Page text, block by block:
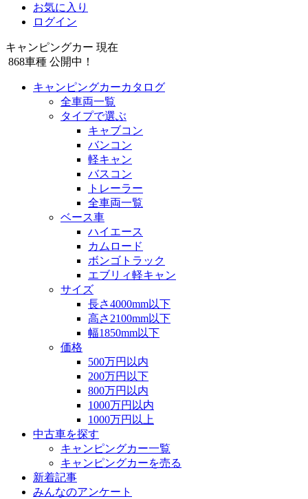
お気に入り
ログイン
キャンピングカー 現在
868車種 公開中！
キャンピングカーカタログ
全車両一覧
タイプで選ぶ
キャブコン
バンコン
軽キャン
バスコン
トレーラー
全車両一覧
ベース車
ハイエース
カムロード
ボンゴトラック
エブリィ軽キャン
サイズ
長さ4000mm以下
高さ2100mm以下
幅1850mm以下
価格
500万円以内
200万円以下
800万円以内
1000万円以内
1000万円以上
中古車を探す
キャンピングカー一覧
キャンピングカーを売る
新着記事
みんなのアンケート